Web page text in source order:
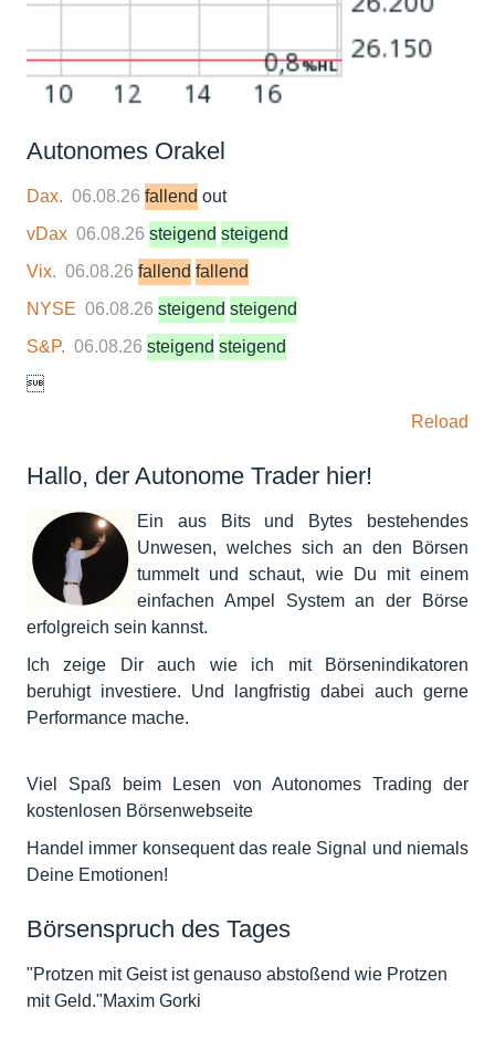
Autonomes Orakel
Dax. 06.08.26 fallend out
vDax 06.08.26 steigend steigend
Vix. 06.08.26 fallend fallend
NYSE 06.08.26 steigend steigend
S&P. 06.08.26 steigend steigend

Reload
Hallo, der Autonome Trader hier!
Ein aus Bits und Bytes bestehendes
Unwesen, welches sich an den Börsen
tummelt und schaut, wie Du mit einem
einfachen Ampel System an der Börse
erfolgreich sein kannst.
Ich zeige Dir auch wie ich mit Börsenindikatoren
beruhigt investiere. Und langfristig dabei auch gerne
Performance mache.
Viel Spaß beim Lesen von Autonomes Trading der
kostenlosen Börsenwebseite
Handel immer konsequent das reale Signal und niemals
Deine Emotionen!
Börsenspruch des Tages
"Protzen mit Geist ist genauso abstoßend wie Protzen
mit Geld."Maxim Gorki